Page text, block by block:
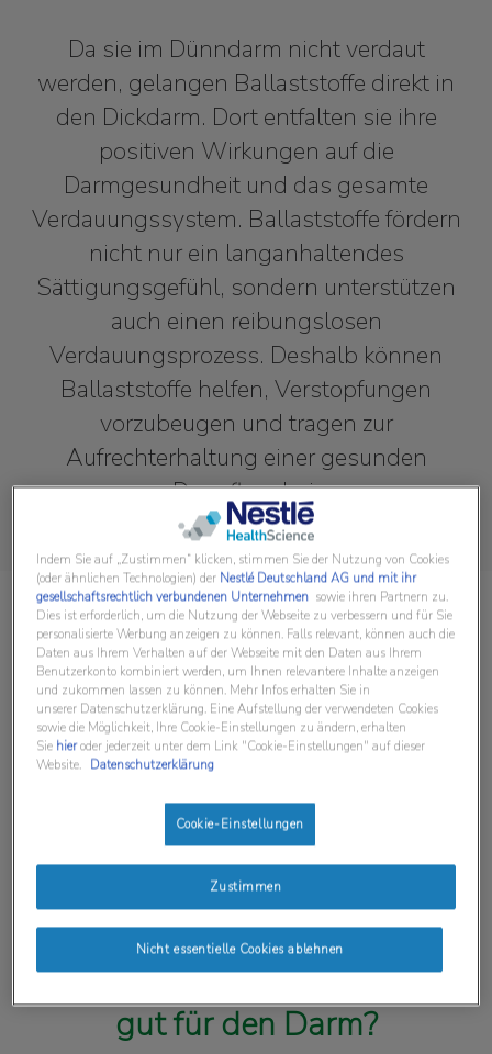
Da sie im Dünndarm nicht verdaut
werden, gelangen Ballaststoffe direkt in
den Dickdarm. Dort entfalten sie ihre
positiven Wirkungen auf die
Darmgesundheit und das gesamte
Verdauungssystem. Ballaststoffe fördern
nicht nur ein langanhaltendes
Sättigungsgefühl, sondern unterstützen
auch einen reibungslosen
Verdauungsprozess. Deshalb können
Ballaststoffe helfen, Verstopfungen
vorzubeugen und tragen zur
Aufrechterhaltung einer gesunden
Darmflora bei.
Welche Ballaststoffe sind
gut für den Darm?
Indem Sie auf „Zustimmen“ klicken, stimmen Sie der Nutzung von Cookies
(oder ähnlichen Technologien) der Nestlé Deutschland AG und mit ihr
gesellschaftsrechtlich verbundenen Unternehmen sowie ihren Partnern zu.
Dies ist erforderlich, um die Nutzung der Webseite zu verbessern und für Sie
personalisierte Werbung anzeigen zu können. Falls relevant, können auch die
Daten aus Ihrem Verhalten auf der Webseite mit den Daten aus Ihrem
Benutzerkonto kombiniert werden, um Ihnen relevantere Inhalte anzeigen
und zukommen lassen zu können. Mehr Infos erhalten Sie in
unserer Datenschutzerklärung. Eine Aufstellung der verwendeten Cookies
sowie die Möglichkeit, Ihre Cookie-Einstellungen zu ändern, erhalten
Sie hieroder jederzeit unter dem Link "Cookie-Einstellungen" auf dieser
Website. Datenschutzerklärung
Cookie-Einstellungen
Nicht essentielle Cookies ablehnen
Zustimmen